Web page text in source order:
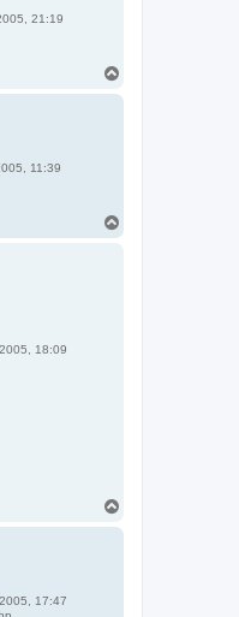
21:19
11:39
18:09
17:47